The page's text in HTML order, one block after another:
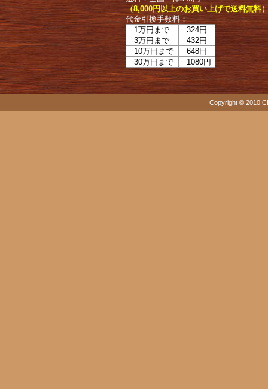
（8,000円以上のお買い上げで送料無料
代金引換手数料：
1万円まで
324円
3万円まで
432円
10万円まで
648円
30万円まで
1080円
Copyright © 2010